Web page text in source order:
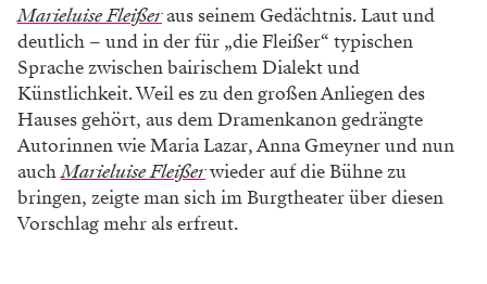
Marieluise Fleißeraus seinem Gedächtnis. Laut und
deutlich – und in der für „die Fleißer“ typischen
Sprache zwischen bairischem Dialekt und
Künstlichkeit. Weil es zu den großen Anliegen des
Hauses gehört, aus dem Dramenkanon gedrängte
Autorinnen wie Maria Lazar, Anna Gmeyner und nun
auchMarieluise Fleißerwieder auf die Bühne zu
bringen, zeigte man sich im Burgtheater über diesen
Vorschlag mehr als erfreut.